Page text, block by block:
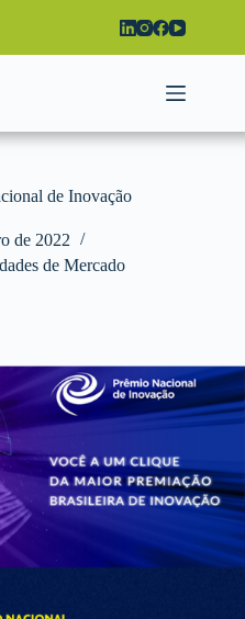
de Inovação
de 2022
de Mercado